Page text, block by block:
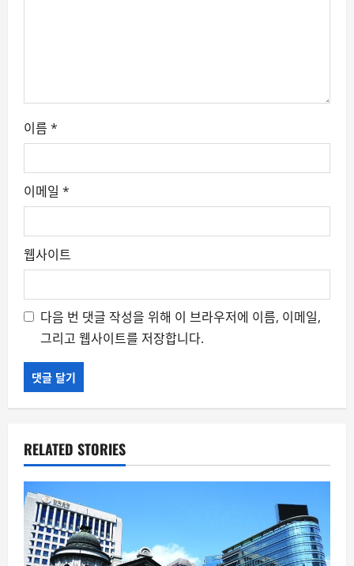
이름 *
이메일 *
웹사이트
다음 번 댓글 작성을 위해 이 브라우저에 이름, 이메일,
그리고 웹사이트를 저장합니다.
RELATED STORIES